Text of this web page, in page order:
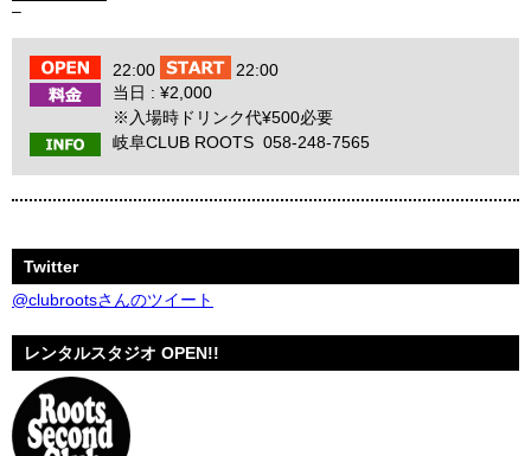
–
22:00
22:00
当日 : ¥2,000
※入場時ドリンク代¥500必要
岐阜CLUB ROOTS 058-248-7565
Twitter
@clubrootsさんのツイート
レンタルスタジオ OPEN!!